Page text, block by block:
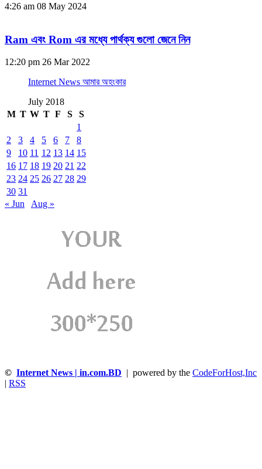
4:26 am 08 May 2024
Ram এবং Rom এর মধ্যে পার্থক্য গুলো জেনে নিন
12:20 pm 26 Mar 2022
Internet News আমার অহংকার
July 2018
M T W T F S
S
1
2
3 4 5 6 7
8
9
10 11 12 13 14 15
16 17 18 19 20 21 22
23 24 25 26 27 28 29
30 31
« Jun
Aug »
© Internet News | in.com.BD | powered by the CodeForHost,Inc
RSS